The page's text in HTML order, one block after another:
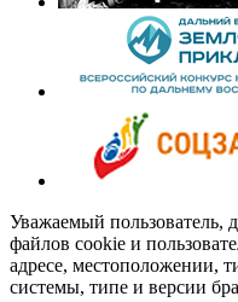
Уважаемый пользователь,
файлов cookie и
адресе, местоположении,
системы, типе и версии